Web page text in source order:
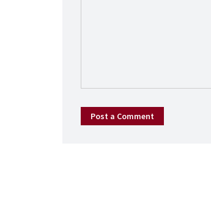
Post a Comment